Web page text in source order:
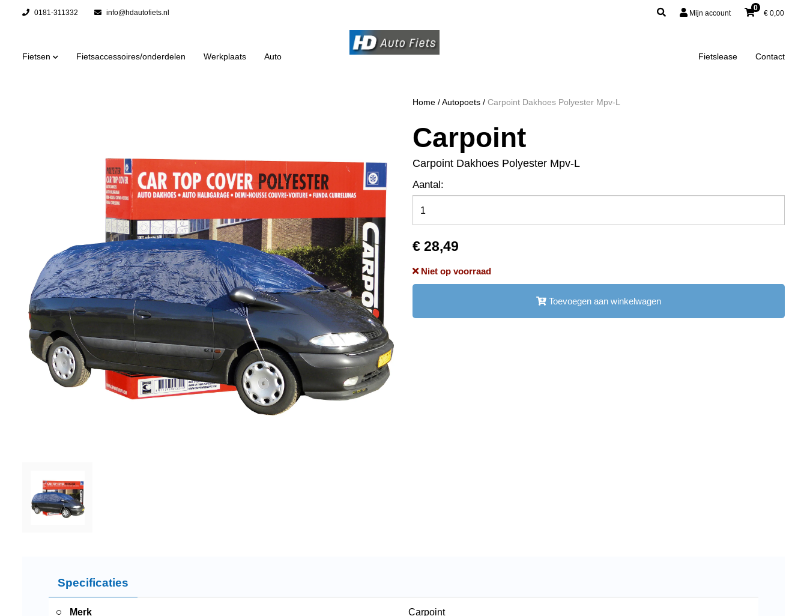
0181-311332 info@hdautofiets.nl Mijn account
0
€ 0,00
Fietsen Fietsaccessoires/onderdelen Werkplaats Auto Fietslease Contact
Home /Autopoets / Carpoint Dakhoes Polyester Mpv-L
Carpoint
Carpoint Dakhoes Polyester Mpv-L
Aantal:
€ 28,49
Niet op voorraad
Toevoegen aan winkelwagen
Specificaties
Merk Carpoint